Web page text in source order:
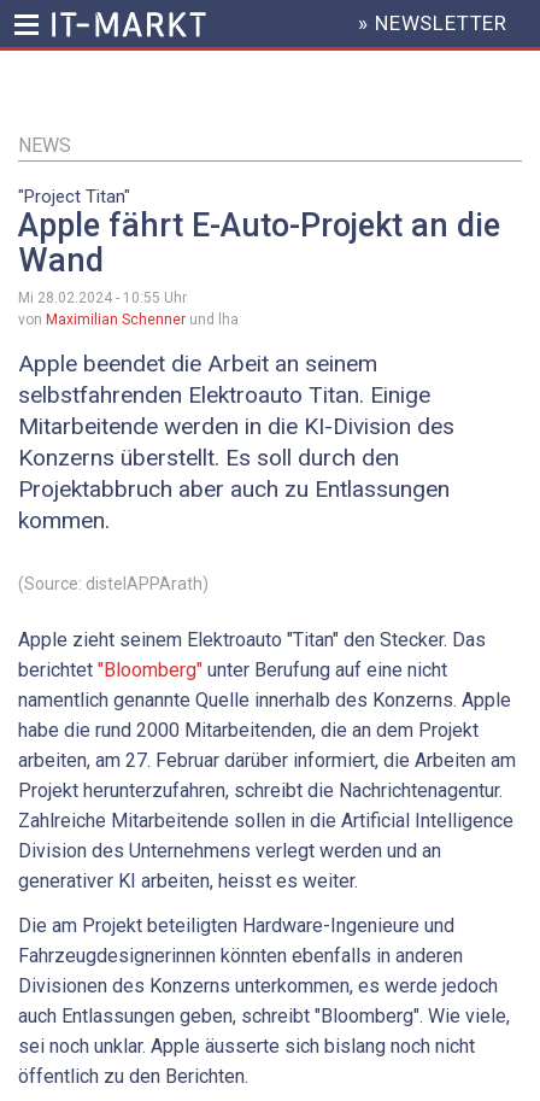
Inhalt
HEADER
MENU
» NEWSLETTER
NEWS
"Project Titan"
Apple fährt E-Auto-Projekt an die
Wand
Mi 28.02.2024 - 10:55 Uhr
von Maximilian Schenner und lha
Apple beendet die Arbeit an seinem
selbstfahrenden Elektroauto Titan. Einige
Mitarbeitende werden in die KI-Division des
Konzerns überstellt. Es soll durch den
Projektabbruch aber auch zu Entlassungen
kommen.
(Source: distelAPPArath)
Apple zieht seinem Elektroauto "Titan" den Stecker. Das
berichtet "Bloomberg" unter Berufung auf eine nicht
namentlich genannte Quelle innerhalb des Konzerns. Apple
habe die rund 2000 Mitarbeitenden, die an dem Projekt
arbeiten, am 27. Februar darüber informiert, die Arbeiten am
Projekt herunterzufahren, schreibt die Nachrichtenagentur.
Zahlreiche Mitarbeitende sollen in die Artificial Intelligence
Division des Unternehmens verlegt werden und an
generativer KI arbeiten, heisst es weiter.
Die am Projekt beteiligten Hardware-Ingenieure und
Fahrzeugdesignerinnen könnten ebenfalls in anderen
Divisionen des Konzerns unterkommen, es werde jedoch
auch Entlassungen geben, schreibt "Bloomberg". Wie viele,
sei noch unklar. Apple äusserte sich bislang noch nicht
öffentlich zu den Berichten.